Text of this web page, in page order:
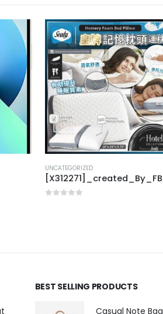
UNCATEGORIZED
[X312271]_created_By_FB
BEST SELLING PRODUCTS
Casual Note Bag